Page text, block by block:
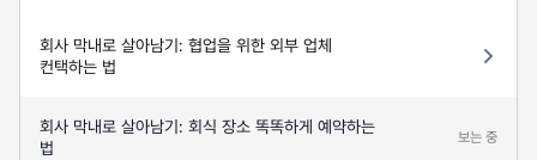
회사 막내로 살아남기: 협업을 위한 외부 업체
컨택하는 법
회사 막내로 살아남기: 회식 장소 똑똑하게 예약하는
법
보는 중